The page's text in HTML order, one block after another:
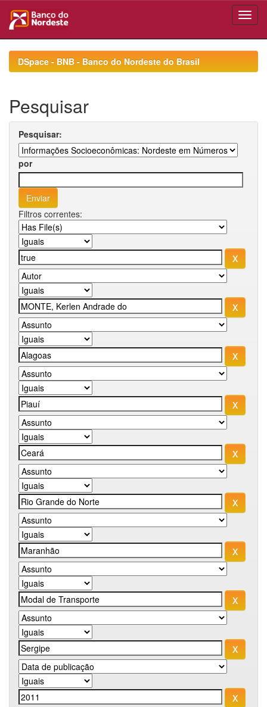
navigationDSpace - BNB - Banco do Nordeste do Brasil
Pesquisar
Pesquisar:
por
Filtros correntes: